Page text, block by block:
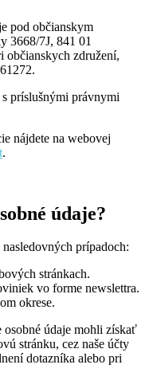
pod občianskym
3668/7J, 841 01
občianskych združení,
s príslušnými právnymi
nájdete na webovej
.
údaje?
prípadoch:
stránkach.
vo forme newslettra.
okrese.
osobné údaje mohli získať
stránku, cez naše účty
dotazníka alebo pri